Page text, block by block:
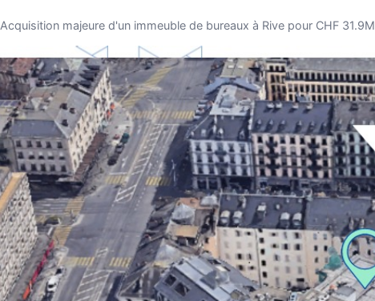
Acquisition majeure d'un immeuble de bureaux à Rive pour CHF 31.9M